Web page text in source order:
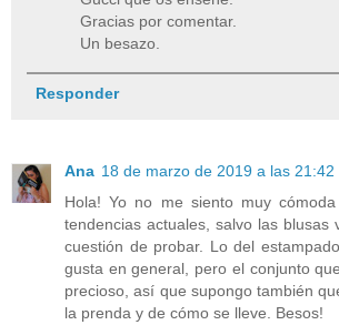
Gracias por comentar.
Un besazo.
Responder
Ana 18 de marzo de 2019 a las 21:42
Hola! Yo no me siento muy
tendencias actuales, salvo las blusas
cuestión de probar. Lo del
gusta en general, pero el conjunto
precioso, así que supongo también
la prenda y de cómo se lleve. Besos!